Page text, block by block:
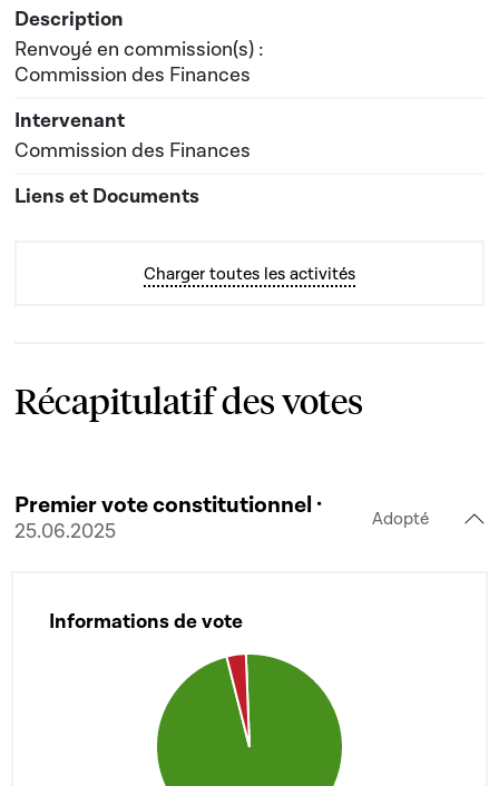
Renvoyé en commission(s) :
Commission des Finances
Commission des Finances
Charger toutes les activités
Récapitulatif des votes
Premier vote constitutionnel ·
25.06.2025
Adopté
Informations de vote